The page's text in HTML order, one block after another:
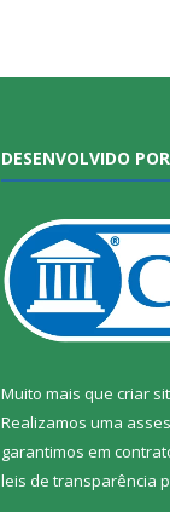
DESENVOLVIDO
Muito mais que criar
Realizamos uma
garantimos em
leis de transparência